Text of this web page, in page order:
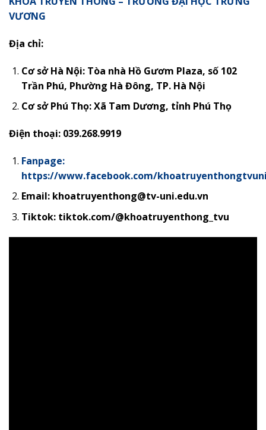
VƯƠNG
Địa chỉ:
Cơ sở Hà Nội: Tòa nhà Hồ Gươm Plaza, số 102
Trần Phú, Phường Hà Đông, TP. Hà Nội
Cơ sở Phú Thọ:Xã Tam Dương, tỉnh Phú Thọ
Điện thoại: 039.268.9919
Fanpage:
https://www.facebook.com/
Email: khoatruyenthong@tv-uni.edu.vn
Tiktok: tiktok.com/@khoatruyenthong_tvu